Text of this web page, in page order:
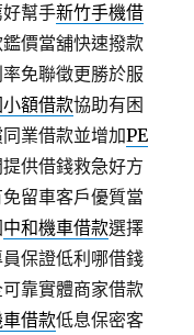
幫手新竹手機借
價當舖快速撥款
免聯徵更勝於服
額借款協助有困
業借款並增加PE
供借錢救急好方
留車客戶優質當
中和機車借款選擇
保證低利哪借錢
靠實體商家借款
借款低息保密客